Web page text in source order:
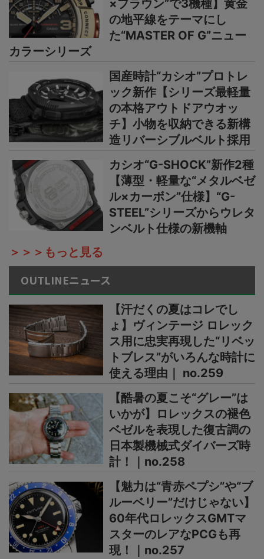
×ブラウン”で3機種】黄金
の地平線をテーマにし
た“MASTER OF G”ニュー
カラーシリーズ
国産時計“カシオ”プロトレ
ック新作【シリーズ最軽量
の本格アウトドアウオッ
チ】小物を収納できる新構
造リバーシブルベルト採用
カシオ“G-SHOCK”新作2種
【薄型・軽量な“メタルベゼ
ル×カーボン”仕様】“G-
STEEL”シリーズからウレタ
ンベルト仕様の新機軸
＞＞＞もっと見る
OUTLINEニュース
【汗だくの夏はコレでし
ょ】ヴィンテージ ロレック
ス用に忠実再現した“リベッ
トブレス”がいろんな時計に
使える理由｜ no.259
【酷暑の夏こそ“グレー”は
いかが】ロレックスの褪色
ベゼルを表現した復古調の
日本製機械式ダイバーズ時
計！｜no.258
【魅力は“青赤ペプシ”や“ブ
ルーベリー”だけじゃない】
60年代ロレックスGMTマ
スターのレアなPCGも再
現！｜no.257